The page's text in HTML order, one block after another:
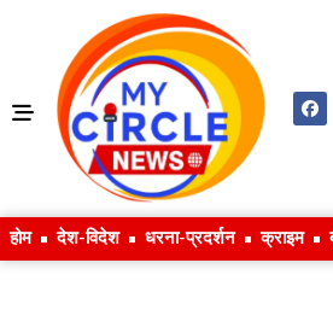
होम देश-विदेश धरना-प्रदर्शन क्राइम